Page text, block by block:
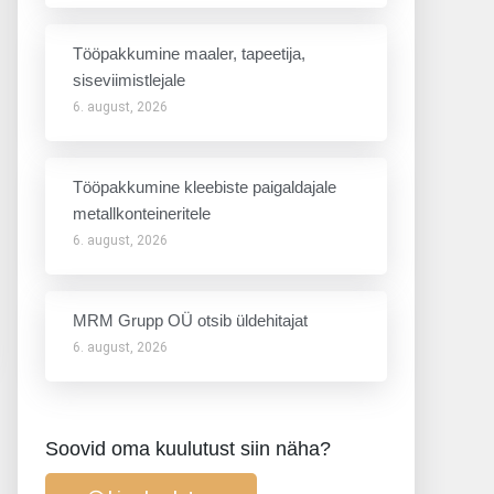
Tööpakkumine maaler, tapeetija,
siseviimistlejale
6. august, 2026
Tööpakkumine kleebiste paigaldajale
metallkonteineritele
6. august, 2026
MRM Grupp OÜ otsib üldehitajat
6. august, 2026
Soovid oma kuulutust siin näha?